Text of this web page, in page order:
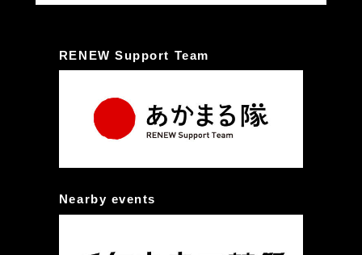
RENEW Support Team
Nearby events